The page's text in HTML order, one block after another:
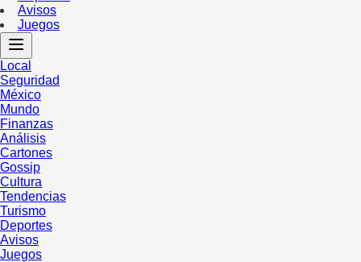
Avisos
Juegos
Local
Seguridad
México
Mundo
Finanzas
Análisis
Cartones
Gossip
Cultura
Tendencias
Turismo
Deportes
Avisos
Juegos